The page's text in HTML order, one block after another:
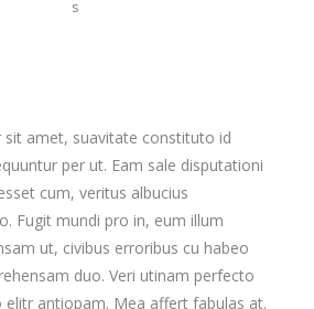
sit amet, suavitate constituto id
per ut. Eam sale disputationi
cum, veritus albucius
Fugit mundi pro in, eum illum
ut, civibus erroribus cu habeo
duo. Veri utinam perfecto
elitr antiopam. Mea affert fabulas at.